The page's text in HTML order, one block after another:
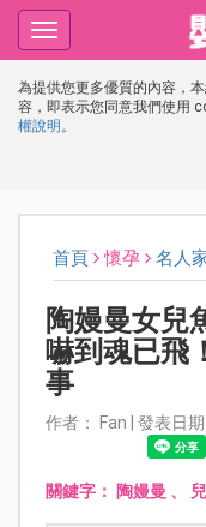
為提供您更多優質的內容，
容，即表示您同意我們使用
權說明 。
Toggle
navigation
首頁 懷孕 名人
陶嫚曼女兒
嚇到魂已飛
事
作者： Fan | 發表日
關鍵字： 陶嫚曼 、